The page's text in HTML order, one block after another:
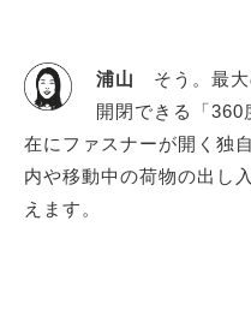
浦山 そう。最
開閉できる「360
在にファスナーが開く独
内や移動中の荷物の出し
えます。